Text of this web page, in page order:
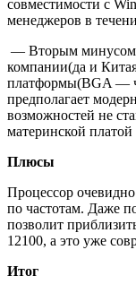
совместимости с
менеджеров в
— Вторым минусом
компании(да и
платформы(BGA —
предполагает
возможностей не
материнской
Плюсы
Процессор
по частотам. Даже
позволит
12100, а это уже
Итог